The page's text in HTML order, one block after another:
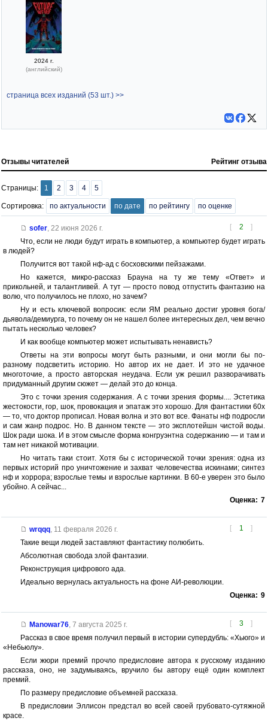
2024 г.
(английский)
страница всех изданий (53 шт.) >>
Отзывы читателей Рейтинг отзыва
Страницы: 1 2 3 4 5
Сортировка: по актуальности по дате по рейтингу по оценке
[ 2 ]
sofer, 22 июня 2026 г.
Что, если не люди будут играть в компьютер, а компьютер будет играть
в людей?
Получится вот такой нф-ад с босховскими пейзажами.
Но кажется, микро-рассказ Брауна на ту же тему «Ответ» и
прикольней, и талантливей. А тут — просто повод отпустить фантазию на
волю, что получилось не плохо, но зачем?
Ну и есть ключевой вопросик: если ЯМ реально достиг уровня бога/
дьявола/демиурга, то почему он не нашел более интересных дел, чем вечно
пытать несколько человек?
И как вообще компьютер может испытывать ненависть?
Ответы на эти вопросы могут быть разными, и они могли бы по-
разному подсветить историю. Но автор их не дает. И это не удачное
многоточие, а просто авторская неудача. Если уж решил разворачивать
придуманный другим сюжет — делай это до конца.
Это с точки зрения содержания. А с точки зрения формы.... Эстетика
жестокости, гор, шок, провокация и эпатаж это хорошо. Для фантастики 60х
— то, что доктор прописал. Новая волна и это вот все. Фанаты нф подросли
и сам жанр подрос. Но. В данном тексте — это эксплотейшн чистой воды.
Шок ради шока. И в этом смысле форма конгруэнтна содержанию — и там и
там нет никакой мотивации.
Но читать таки стоит. Хотя бы с исторической точки зрения: одна из
первых историй про уничтожение и захват человечества искинами; синтез
нф и хоррора; взрослые темы и взрослые картинки. В 60-е уверен это было
убойно. А сейчас...
Оценка: 7
[ 1 ]
wrqqq, 11 февраля 2026 г.
Такие вещи людей заставляют фантастику полюбить.
Абсолютная свобода злой фантазии.
Реконструкция цифрового ада.
Идеально вернулась актуальность на фоне АИ-революции.
Оценка: 9
[ 3 ]
Manowar76, 7 августа 2025 г.
Рассказ в свое время получил первый в истории супердубль: «Хьюго» и
«Небьюлу».
Если жюри премий прочло предисловие автора к русскому изданию
рассказа, оно, не задумываясь, вручило бы автору ещё один комплект
премий.
По размеру предисловие объемней рассказа.
В предисловии Эллисон предстал во всей своей грубовато-сутяжной
красе.